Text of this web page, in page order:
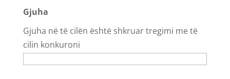
Gjuha
Gjuha në të cilën është shkruar tregimi me të
cilin konkuroni